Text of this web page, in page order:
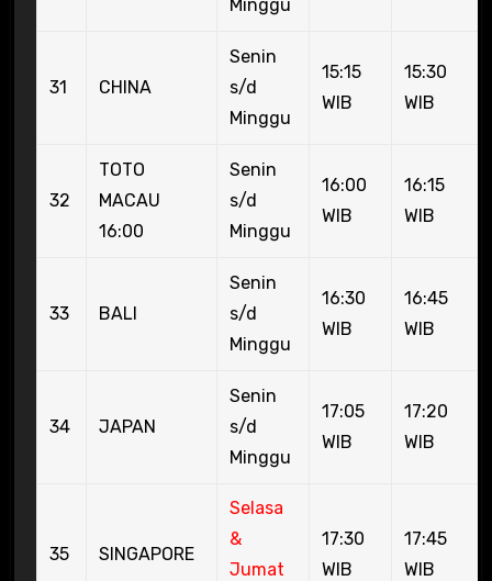
Minggu
31 CHINA
Senin
s/d
Minggu
15:15
WIB
15:30
WIB
32
TOTO
MACAU
16:00
Senin
s/d
Minggu
16:00
WIB
16:15
WIB
33 BALI
Senin
s/d
Minggu
16:30
WIB
16:45
WIB
34 JAPAN
Senin
s/d
Minggu
17:05
WIB
17:20
WIB
35 SINGAPORE
Selasa
&
Jumat
17:30
WIB
17:45
WIB